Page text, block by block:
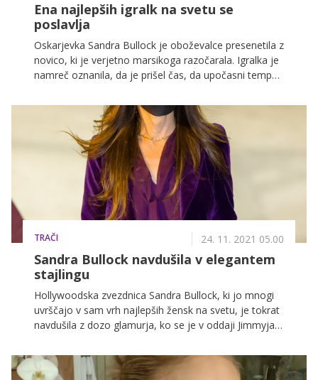
Ena najlepših igralk na svetu se
poslavlja
Oskarjevka Sandra Bullock je oboževalce presenetila z
novico, ki je verjetno marsikoga razočarala. Igralka je
namreč oznanila, da je prišel čas, da upočasni tempo
igranja, saj je, kot pravi sama, "povsem izgorela".
TRAČI 24. 11. 2021 05.00
Sandra Bullock navdušila v elegantem
stajlingu
Hollywoodska zvezdnica Sandra Bullock, ki jo mnogi
uvrščajo v sam vrh najlepših žensk na svetu, je tokrat
navdušila z dozo glamurja, ko se je v oddaji Jimmyja
za 'must have'.